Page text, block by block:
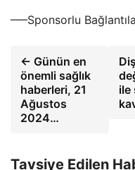
—–Sponsorlu
← Günün en
önemli sağlık
haberleri, 21
Ağustos
2024…
ile
Tavsiye Edilen